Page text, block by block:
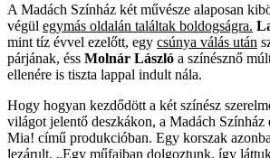
A Madách Színház két művésze alaposan
végül egymás oldalán találtak boldogságra.
mint tíz évvel ezelőtt, egy csúnya válás után
párjának, éss Molnár László a színésznő
ellenére is tiszta lappal indult nála.
Hogy hogyan kezdődött a két színész
világot jelentő deszkákon, a Madách Színház
Mia! című produkcióban. Egy korszak
lezárult. „Egy műfajban dolgoztunk, így